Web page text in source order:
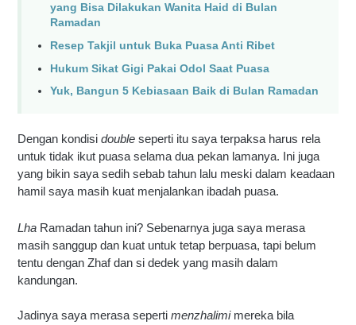
yang Bisa Dilakukan Wanita Haid di Bulan
Ramadan
Resep Takjil untuk Buka Puasa Anti Ribet
Hukum Sikat Gigi Pakai Odol Saat Puasa
Yuk, Bangun 5 Kebiasaan Baik di Bulan Ramadan
Dengan kondisi double seperti itu saya terpaksa harus rela
untuk tidak ikut puasa selama dua pekan lamanya. Ini juga
yang bikin saya sedih sebab tahun lalu meski dalam keadaan
hamil saya masih kuat menjalankan ibadah puasa.
Lha Ramadan tahun ini? Sebenarnya juga saya merasa
masih sanggup dan kuat untuk tetap berpuasa, tapi belum
tentu dengan Zhaf dan si dedek yang masih dalam
kandungan.
Jadinya saya merasa seperti menzhalimi mereka bila